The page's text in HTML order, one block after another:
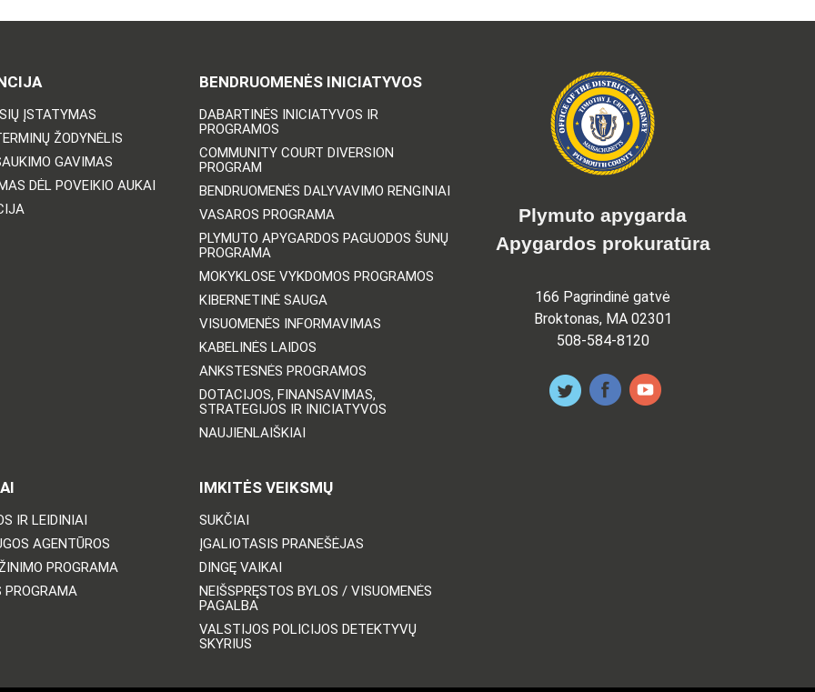
ĮSTATYMAS
ŽODYNĖLIS
GAVIMAS
DĖL POVEIKIO AUKAI
BENDRUOMENĖS INICIATYVOS
DABARTINĖS INICIATYVOS IR
PROGRAMOS
COMMUNITY COURT DIVERSION
PROGRAM
BENDRUOMENĖS DALYVAVIMO RENGINIAI
VASAROS PROGRAMA
PLYMUTO APYGARDOS PAGUODOS ŠUNŲ
PROGRAMA
MOKYKLOSE VYKDOMOS PROGRAMOS
KIBERNETINĖ SAUGA
VISUOMENĖS INFORMAVIMAS
KABELINĖS LAIDOS
ANKSTESNĖS PROGRAMOS
DOTACIJOS, FINANSAVIMAS,
STRATEGIJOS IR INICIATYVOS
NAUJIENLAIŠKIAI
IR LEIDINIAI
AGENTŪROS
PROGRAMA
PROGRAMA
IMKITĖS VEIKSMŲ
SUKČIAI
ĮGALIOTASIS PRANEŠĖJAS
DINGĘ VAIKAI
NEIŠSPRĘSTOS BYLOS / VISUOMENĖS
PAGALBA
VALSTIJOS POLICIJOS DETEKTYVŲ
SKYRIUS
Plymuto apygarda
Apygardos prokuratūra
166 Pagrindinė gatvė
Broktonas, MA 02301
508-584-8120